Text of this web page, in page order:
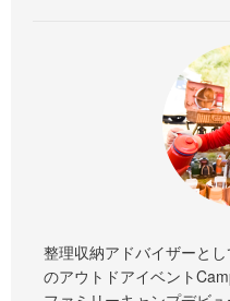
整理収納アドバイザーと
のアウトドアイベント